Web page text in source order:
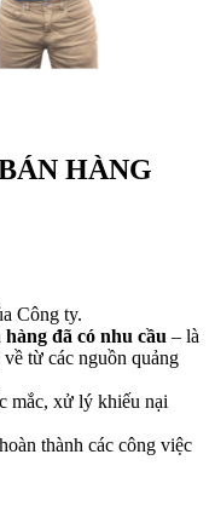
HÀNG
Công ty.
hàng đã có nhu cầu – là
từ các nguồn quảng
mắc, xử lý khiếu nại
thành các công việc